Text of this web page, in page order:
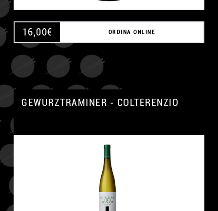
16,00€ ORDINA ONLINE
GEWURZTRAMINER - COLTERENZIO